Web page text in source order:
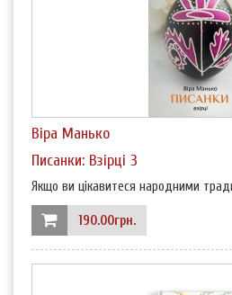
Віра Манько
Писанки: Взірці 3
Якщо ви цікавитеся народними
190.00грн.